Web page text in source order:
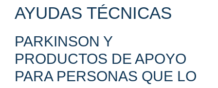
AYUDAS TÉCNICAS
PARKINSON Y
PRODUCTOS DE APOYO
PARA PERSONAS QUE LO